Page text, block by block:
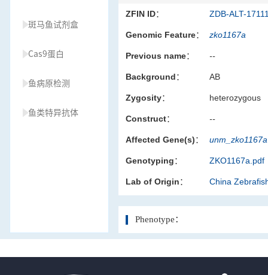
斑马鱼试剂盒
Cas9蛋白
鱼病原检测
鱼类特异抗体
ZFIN ID： ZDB-ALT-
Genomic Feature： zko1167a
Previous name： --
Background： AB
Zygosity： heterozygous
Construct： --
Affected Gene(s)：
Genotyping： ZKO1167a.pdf
Lab of Origin： China
Phenotype：